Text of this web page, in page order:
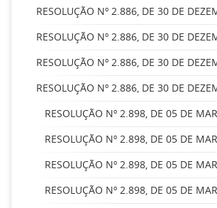
RESOLUÇÃO Nº 2.886, DE 30 DE
RESOLUÇÃO Nº 2.886, DE 30 DE
RESOLUÇÃO Nº 2.886, DE 30 DE
RESOLUÇÃO Nº 2.886, DE 30 DE
RESOLUÇÃO Nº 2.898, DE 05 DE
RESOLUÇÃO Nº 2.898, DE 05 DE
RESOLUÇÃO Nº 2.898, DE 05 DE
RESOLUÇÃO Nº 2.898, DE 05 DE